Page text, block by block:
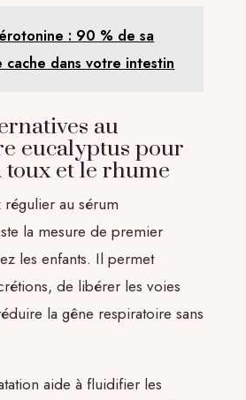
: 90 % de sa
cache dans votre intestin
au
eucalyptus pour
toux et le rhume
au sérum
la mesure de premier
les enfants. Il permet
de libérer les voies
la gêne respiratoire sans
aide à fluidifier les